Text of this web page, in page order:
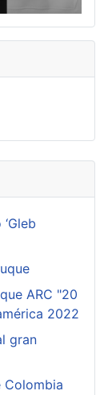
ARC "20
2022
gran
Colombia